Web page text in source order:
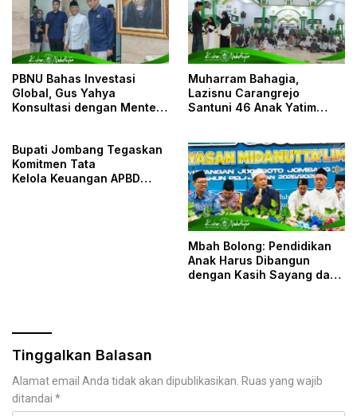
PBNU Bahas Investasi
Global, Gus Yahya
Konsultasi dengan Menteri
Muharram Bahagia,
Lazisnu Carangrejo
Santuni 46 Anak Yatim
Bupati Jombang Tegaskan
Komitmen Tata
Kelola Keuangan APBD
Mbah Bolong: Pendidikan
Anak Harus Dibangun
dengan Kasih Sayang dan
Tinggalkan Balasan
Alamat email Anda tidak akan dipublikasikan. Ruas yang wajib
ditandai *